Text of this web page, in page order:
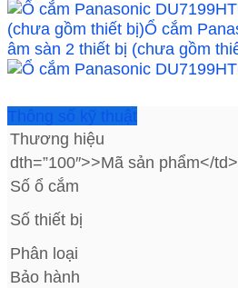
Thông số kỹ thuật
Thương hiệu
dth=”100″>>Mã sản phẩm</td>
Số ổ cắm
Số thiết bị
Phân loại
Bảo hành